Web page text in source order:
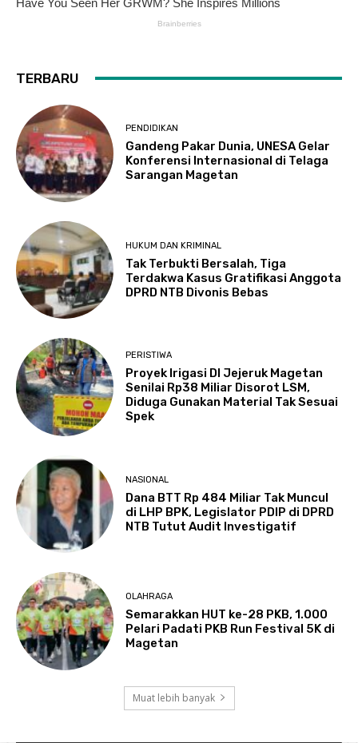
TERBARU
PENDIDIKAN
Gandeng Pakar Dunia, UNESA Gelar
Konferensi Internasional di Telaga
Sarangan Magetan
HUKUM DAN KRIMINAL
Tak Terbukti Bersalah, Tiga
Terdakwa Kasus Gratifikasi Anggota
DPRD NTB Divonis Bebas
PERISTIWA
Proyek Irigasi DI Jejeruk Magetan
Senilai Rp38 Miliar Disorot LSM,
Diduga Gunakan Material Tak Sesuai
Spek
NASIONAL
Dana BTT Rp 484 Miliar Tak Muncul
di LHP BPK, Legislator PDIP di DPRD
NTB Tutut Audit Investigatif
OLAHRAGA
Semarakkan HUT ke-28 PKB, 1.000
Pelari Padati PKB Run Festival 5K di
Magetan
Muat lebih banyak